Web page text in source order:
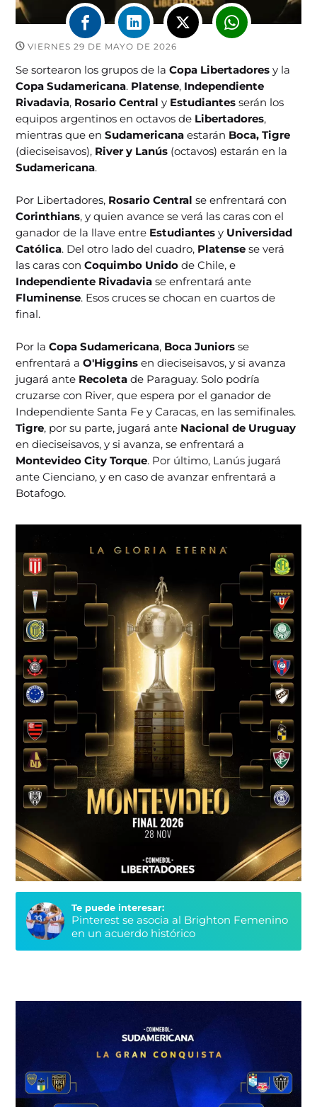
VIERNES 29 DE MAYO DE 2026
Se sortearon los grupos de laCopa Libertadores y la
Copa Sudamericana. Platense, Independiente
Rivadavia, Rosario Central y Estudiantes serán los
equipos argentinos en octavos de Libertadores,
mientras que enSudamericana estarán Boca, Tigre
(dieciseisavos), River y Lanús (octavos) estarán en la
Sudamericana.
Por Libertadores, Rosario Central se enfrentará con
Corinthians, y quien avance se verá las caras con el
ganador de la llave entre Estudiantes y Universidad
Católica. Del otro lado del cuadro, Platense se verá
las caras conCoquimbo Unido de Chile, e
Independiente Rivadavia se enfrentará ante
Fluminense. Esos cruces se chocan en cuartos de
final.
Por laCopa Sudamericana, Boca Juniors se
enfrentará aO'Higgins en dieciseisavos, y si avanza
jugará ante Recoleta de Paraguay. Solo podría
cruzarse con River, que espera por el ganador de
Independiente Santa Fe y Caracas, en las semifinales.
Tigre, por su parte, jugará ante Nacional de Uruguay
en dieciseisavos, y si avanza, se enfrentará a
Montevideo City Torque. Por último, Lanús jugará
ante Cienciano, y en caso de avanzar enfrentará a
Botafogo.
Te puede interesar:
Pinterest se asocia al Brighton Femenino
en un acuerdo histórico